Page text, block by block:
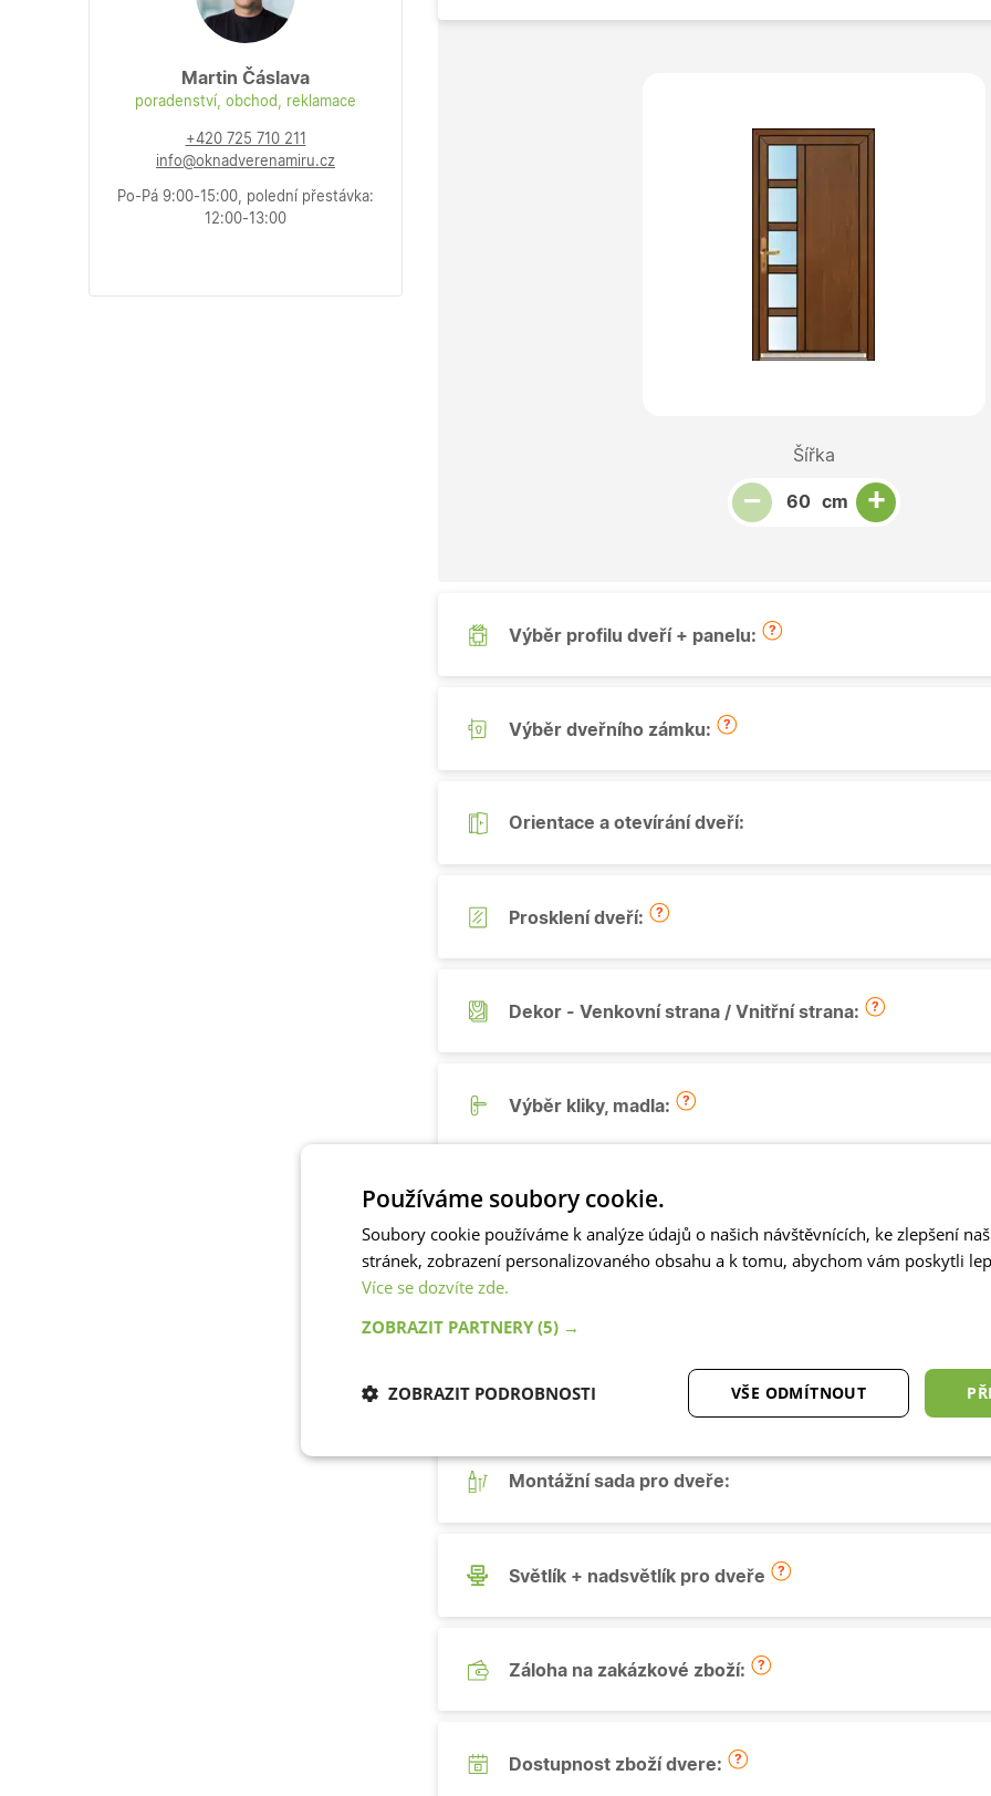
Šířka
−
Snížit množství
Počet kusů
cm +
Zvýšit množství
Výběr profilu dveří + panelu:
Výběr dveřního zámku:
Orientace a otevírání dveří:
Prosklení dveří:
Dekor - Venkovní strana / Vnitřní strana:
Výběr kliky, madla:
Vložka "FAB" do dveří:
Okapnička:
Montážní sada pro dveře:
Světlík + nadsvětlík pro dveře
Záloha na zakázkové zboží:
Dostupnost zboží dvere:
Martin Čáslava
poradenství, obchod, reklamace
+420 725 710 211
info@oknadverenamiru.cz
Po-Pá 9:00-15:00, polední přestávka:
12:00-13:00
Používáme soubory cookie.
Soubory cookie používáme k analýze údajů o našich návštěvnících, ke zlepšení
stránek, zobrazení personalizovaného obsahu a k tomu, abychom vám poskytli
Více se dozvíte zde.
ZOBRAZIT PARTNERY (5) →
VŠE ODMÍTNOUT
ZOBRAZIT PODROBNOSTI
Nezbytně nutné
cookies
Analytické cookies
Marketingové
Nezbytně nutné soubory cookie umožňují základní funkce webových stránek, jako je přihlášení uživatele a
.oknadverenamiru.cz
4
Tento cookie se používá k jedinečné identifikaci